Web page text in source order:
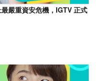
嚴重資安危機，IGTV 正式